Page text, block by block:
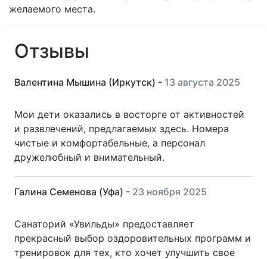
желаемого места.
Отзывы
Валентина Мышина (Иркутск) - 13 августа 2025
Мои дети оказались в восторге от активностей
и развлечений, предлагаемых здесь. Номера
чистые и комфортабельные, а персонал
дружелюбный и внимательный.
Галина Семенова (Уфа) - 23 ноября 2025
Санаторий «Увильды» предоставляет
прекрасный выбор оздоровительных программ и
тренировок для тех, кто хочет улучшить свое